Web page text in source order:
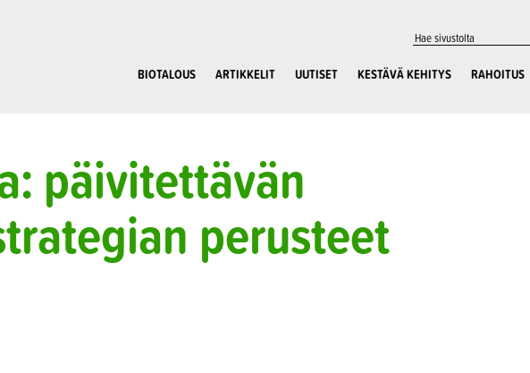
BIOTALOUS ARTIKKELIT UUTISET KESTÄVÄ KEHITYS RAHOITUS
päivitettävän
perusteet